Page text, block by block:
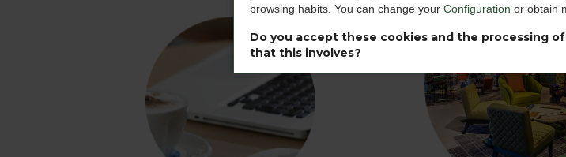
browsing habits. You can change your Configuration or obtain
Do you accept these cookies and the processing
that this involves?